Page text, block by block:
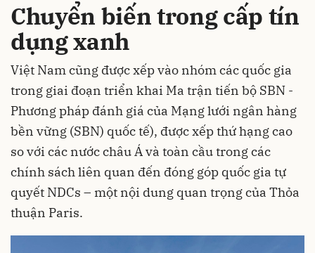
Chuyển biến trong cấp tín
dụng xanh
Việt Nam cũng được xếp vào nhóm các quốc gia
trong giai đoạn triển khai Ma trận tiến bộ SBN -
Phương pháp đánh giá của Mạng lưới ngân hàng
bền vững (SBN) quốc tế), được xếp thứ hạng cao
so với các nước châu Á và toàn cầu trong các
chính sách liên quan đến đóng góp quốc gia tự
quyết NDCs – một nội dung quan trọng của Thỏa
thuận Paris.